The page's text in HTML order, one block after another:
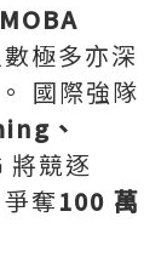
MOBA
極多亦深
。 國際強隊
、
將競逐
奪100 萬